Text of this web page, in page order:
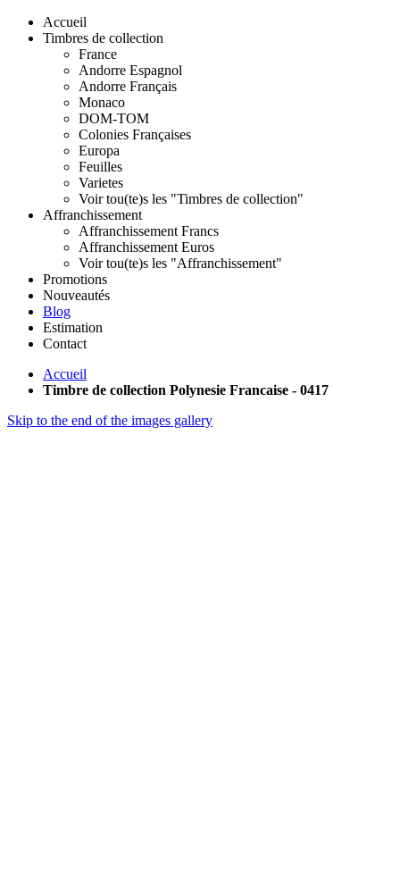
Accueil
Timbres de collection
France
Andorre Espagnol
Andorre Français
Monaco
DOM-TOM
Colonies Françaises
Europa
Feuilles
Varietes
Voir tou(te)s les "Timbres de collection"
Affranchissement
Affranchissement Francs
Affranchissement Euros
Voir tou(te)s les "Affranchissement"
Promotions
Nouveautés
Blog
Estimation
Contact
Accueil
Timbre de collection Polynesie Francaise - 0417
Skip to the end of the images gallery